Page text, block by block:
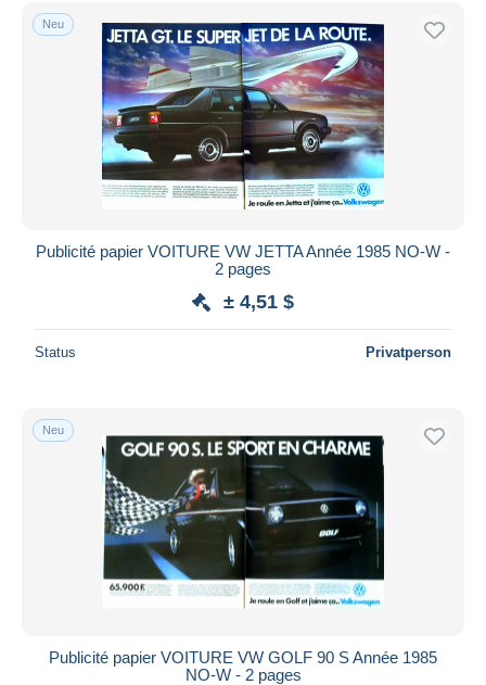
Kostenloser Versand
Zahlungsmethoden
PayPal
Banküberweisung
Visa
Mastercard
Gesamte Auswahl aufheben
Wohnsitz des Verkäufers
Übernehmen
Neu
Publicité papier VOITURE VW JETTA Année 1985 NO-W -
2 pages
± 4,51 $
Status Privatperson
Neu
Publicité papier VOITURE VW GOLF 90 S Année 1985
NO-W - 2 pages